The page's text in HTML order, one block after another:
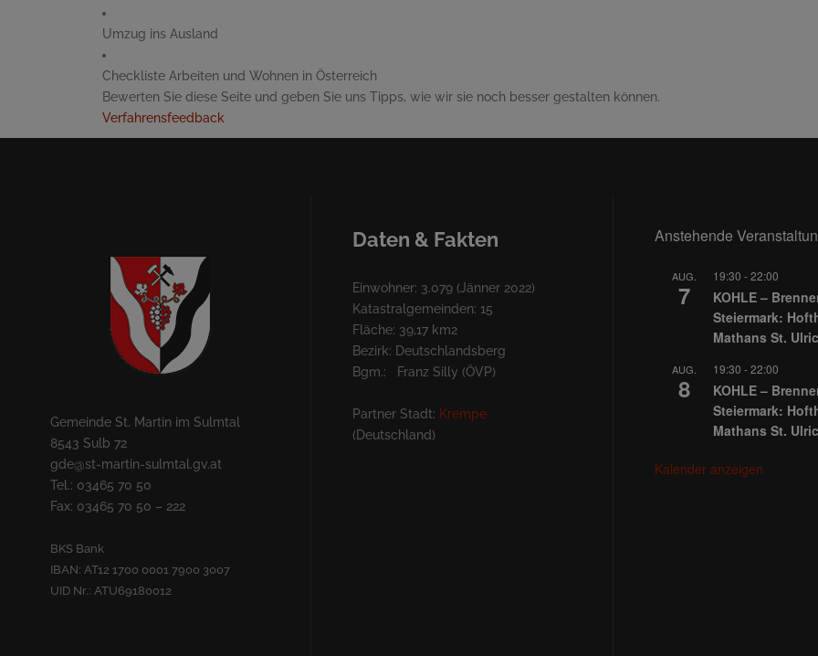
Umzug ins Ausland
Checkliste Arbeiten und Wohnen in Österreich
Bewerten Sie diese Seite und geben Sie uns Tipps, wie wir sie noch besser gestalten können.
Verfahrensfeedback
Gemeinde St. Martin im Sulmtal
8543 Sulb 72
gde@st-martin-sulmtal.gv.at
Tel.: 03465 70 50
Fax: 03465 70 50 – 222
BKS Bank
IBAN: AT12 1700 0001 7900 3007
UID Nr.: ATU69180012
Daten & Fakten
Einwohner: 3.079 (Jänner 2022)
Katastralgemeinden: 15
Fläche: 39,17 km2
Bezirk: Deutschlandsberg
Bgm.: Franz Silly (ÖVP)
Partner Stadt: Krempe
(Deutschland)
Anstehende
AUG.
7
19:30 -22:00
KOHLE –
Steiermark:
Mathans St.
AUG.
8
19:30 -22:00
KOHLE –
Steiermark:
Mathans St.
Kalender anzeigen